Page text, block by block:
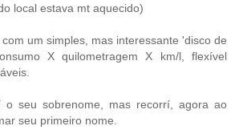
local estava mt aquecido)
um simples, mas interessante 'disco de
X quilometragem X km/l, flexível
o seu sobrenome, mas recorrí, agora ao
seu primeiro nome.